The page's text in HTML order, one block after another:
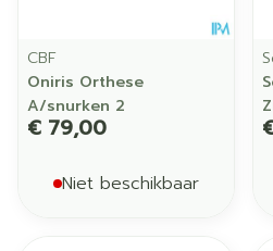
CBF
Oniris Orthese
A/snurken 2
€ 79,00
Niet beschikbaar